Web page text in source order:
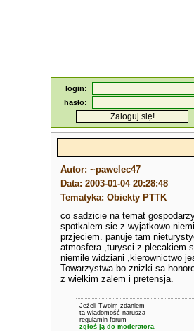
login:
hasło:
Autor: ~pawelec47
Data: 2003-01-04 20:28:48
Tematyka: Obiekty PTTK
co sadzicie na temat
spotkalem sie z wyjatkowo
przjeciem. panuje tam
atmosfera ,turysci z plecakiem
niemile widziani ,kierownictwo
Towarzystwa bo znizki sa
z wielkim zalem i pretensja.
Jeżeli Twoim zdaniem
ta wiadomość narusza
regulamin forum
zgłoś ją do moderatora.